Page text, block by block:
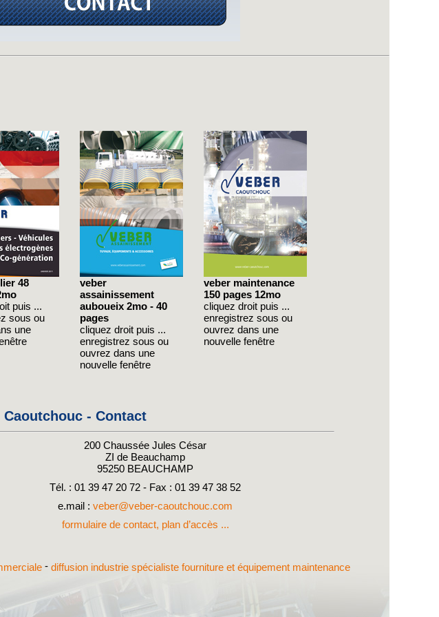
48
puis ...
sous ou
une
veber
assainissement
auboueix 2mo - 40
pages
cliquez droit puis ...
enregistrez sous ou
ouvrez dans une
nouvelle fenêtre
veber maintenance
150 pages 12mo
cliquez droit puis ...
enregistrez sous ou
ouvrez dans une
nouvelle fenêtre
Caoutchouc - Contact
200 Chaussée Jules César
ZI de Beauchamp
95250 BEAUCHAMP
Tél. : 01 39 47 20 72 - Fax : 01 39 47 38 52
e.mail : veber@veber-caoutchouc.com
formulaire de contact, plan d’accès ...
- diffusion industrie spécialiste fourniture et équipement maintenance